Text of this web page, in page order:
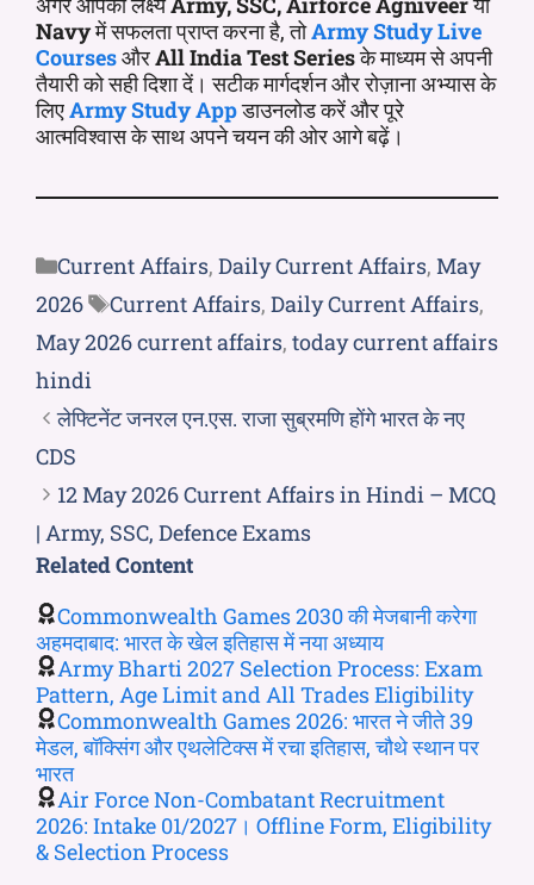
Navyमें सफलता प्राप्त करना है, तोArmy Study Live
CoursesऔरAll India Test Seriesके माध्यम से अपनी
तैयारी को सही दिशा दें। सटीक मार्गदर्शन और रोज़ाना अभ्यास के
लिएArmy Study Appडाउनलोड करें और पूरे
आत्मविश्वास के साथ अपने चयन की ओर आगे बढ़ें।
Current Affairs, Daily Current Affairs, May
2026
Current Affairs, Daily Current Affairs,
May 2026 current affairs, today current affairs
hindi
लेफ्टिनेंट जनरल एन.एस. राजा सुब्रमणि होंगे भारत के नए
CDS
12 May 2026 Current Affairs in Hindi – MCQ
| Army, SSC, Defence Exams
Related Content
Commonwealth Games 2030 की मेजबानी करेगा
अहमदाबाद: भारत के खेल इतिहास में नया अध्याय
Army Bharti 2027 Selection Process: Exam
Pattern, Age Limit and All Trades Eligibility
Commonwealth Games 2026: भारत ने जीते 39
मेडल, बॉक्सिंग और एथलेटिक्स में रचा इतिहास, चौथे स्थान पर
भारत
Air Force Non-Combatant Recruitment
2026: Intake 01/2027। Offline Form, Eligibility
& Selection Process